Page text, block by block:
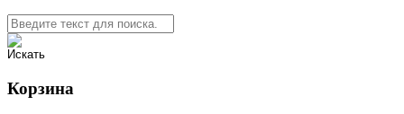
Корзина